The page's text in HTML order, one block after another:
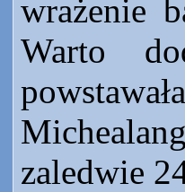
wrażenie
Warto
zaledwie